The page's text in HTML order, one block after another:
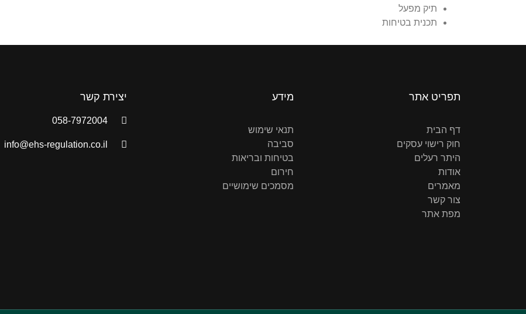
תיק מפעל
תכנית בטיחות
תפריט אתר
דף הבית
חוק רישוי עסקים
היתר רעלים
אודות
מאמרים
צור קשר
מפת אתר
מידע
תנאי שימוש
סביבה
בטיחות ובריאות
חירום
מסמכים שימושיים
יצירת קשר
058-7972004
info@ehs-regulation.co.il